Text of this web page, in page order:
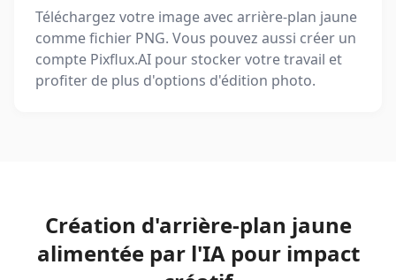
Téléchargez votre image avec arrière-plan jaune
comme fichier PNG. Vous pouvez aussi créer un
compte Pixflux.AI pour stocker votre travail et
profiter de plus d'options d'édition photo.
Création d'arrière-plan jaune
alimentée par l'IA pour impact